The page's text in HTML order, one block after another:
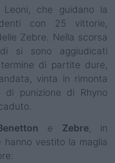
che guidano la
con 25 vittorie,
Zebre. Nella scorsa
si sono aggiudicati
di partite dure,
vinta in rimonta
di punizione di Rhyno
e Zebre, in
vestito la maglia